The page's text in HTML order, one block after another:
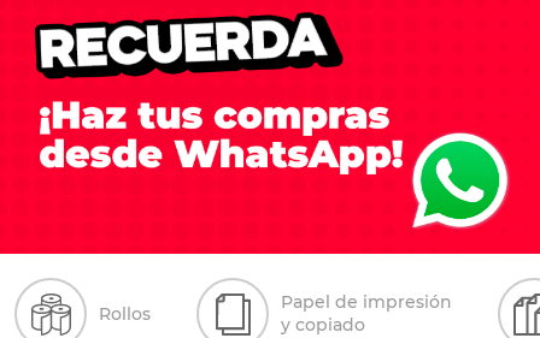
Rollos
Papel de impresión
y copiado